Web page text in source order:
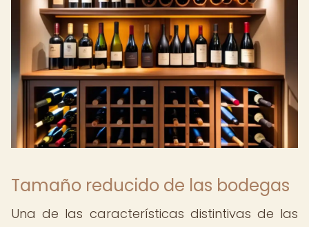
Tamaño reducido de las bodegas
Una de las características distintivas de las